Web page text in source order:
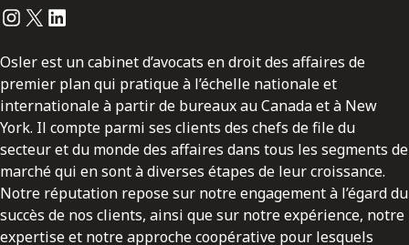
Instagram
Twitter
LinkedIn
Osler est un cabinet d’avocats en droit des affaires de
premier plan qui pratique à l’échelle nationale et
internationale à partir de bureaux au Canada et à New
York. Il compte parmi ses clients des chefs de file du
secteur et du monde des affaires dans tous les segments de
marché qui en sont à diverses étapes de leur croissance.
Notre réputation repose sur notre engagement à l’égard du
succès de nos clients, ainsi que sur notre expérience, notre
expertise et notre approche coopérative pour lesquels